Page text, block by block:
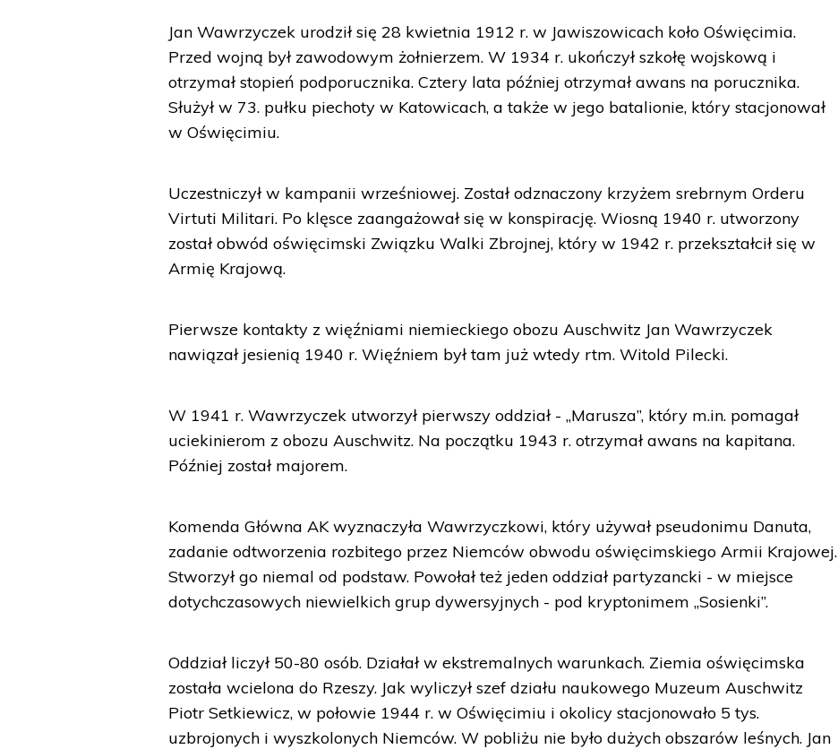
Jan Wawrzyczek urodził się 28 kwietnia 1912 r. w Jawiszowicach koło Oświęcimia.
Przed wojną był zawodowym żołnierzem. W 1934 r. ukończył szkołę wojskową i
otrzymał stopień podporucznika. Cztery lata później otrzymał awans na porucznika.
Służył w 73. pułku piechoty w Katowicach, a także w jego batalionie, który stacjonował
w Oświęcimiu.
Uczestniczył w kampanii wrześniowej. Został odznaczony krzyżem srebrnym Orderu
Virtuti Militari. Po klęsce zaangażował się w konspirację. Wiosną 1940 r. utworzony
został obwód oświęcimski Związku Walki Zbrojnej, który w 1942 r. przekształcił się w
Armię Krajową.
Pierwsze kontakty z więźniami niemieckiego obozu Auschwitz Jan Wawrzyczek
nawiązał jesienią 1940 r. Więźniem był tam już wtedy rtm. Witold Pilecki.
W 1941 r. Wawrzyczek utworzył pierwszy oddział - „Marusza”, który m.in. pomagał
uciekinierom z obozu Auschwitz. Na początku 1943 r. otrzymał awans na kapitana.
Później został majorem.
Komenda Główna AK wyznaczyła Wawrzyczkowi, który używał pseudonimu Danuta,
zadanie odtworzenia rozbitego przez Niemców obwodu oświęcimskiego Armii Krajowej.
Stworzył go niemal od podstaw. Powołał też jeden oddział partyzancki - w miejsce
dotychczasowych niewielkich grup dywersyjnych - pod kryptonimem „Sosienki”.
Oddział liczył 50-80 osób. Działał w ekstremalnych warunkach. Ziemia oświęcimska
została wcielona do Rzeszy. Jak wyliczył szef działu naukowego Muzeum Auschwitz
Piotr Setkiewicz, w połowie 1944 r. w Oświęcimiu i okolicy stacjonowało 5 tys.
uzbrojonych i wyszkolonych Niemców. W pobliżu nie było dużych obszarów leśnych. Jan